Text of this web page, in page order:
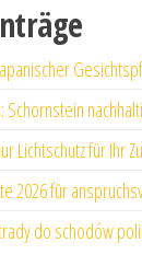
Lichtschutz für Ihr
2026 für
do schodów